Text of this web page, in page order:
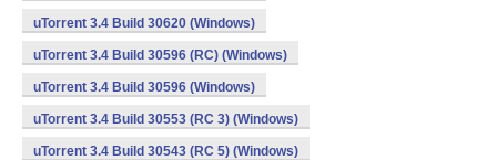
uTorrent 3.4 Build 30620 (Windows)
uTorrent 3.4 Build 30596 (RC) (Windows)
uTorrent 3.4 Build 30596 (Windows)
uTorrent 3.4 Build 30553 (RC 3) (Windows)
uTorrent 3.4 Build 30543 (RC 5) (Windows)